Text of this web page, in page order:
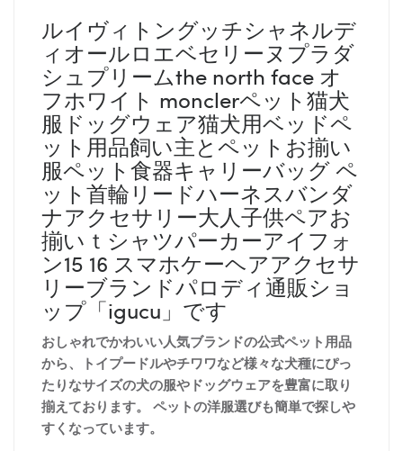
ルイヴィトングッチシャネルデ
ィオールロエベセリーヌプラダ
シュプリームthe north face オ
フホワイト monclerペット猫犬
服ドッグウェア猫犬用ベッドペ
ット用品飼い主とペットお揃い
服ペット食器キャリーバッグ ペ
ット首輪リードハーネスバンダ
ナアクセサリー大人子供ペアお
揃いｔシャツパーカーアイフォ
ン15 16 スマホケーヘアアクセサ
リーブランドパロディ通販ショ
ップ「igucu」です
おしゃれでかわいい人気ブランドの公式ペット用品
から、トイプードルやチワワなど様々な犬種にぴっ
たりなサイズの犬の服やドッグウェアを豊富に取り
揃えております。 ペットの洋服選びも簡単で探しや
すくなっています。